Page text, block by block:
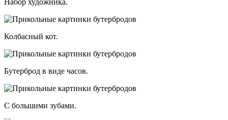
Колбасный кот.
Бутерброд в виде часов.
С большими зубами.